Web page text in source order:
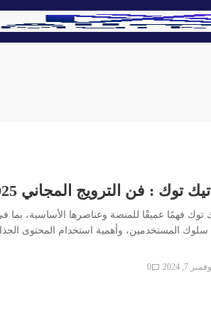
توك : فن الترويج المجاني 2025
فهمًا عميقًا للمنصة وعناصرها الأساسية، بما
سلوك المستخدمين، وأهمية استخدام المحتوى
7, 2024
0